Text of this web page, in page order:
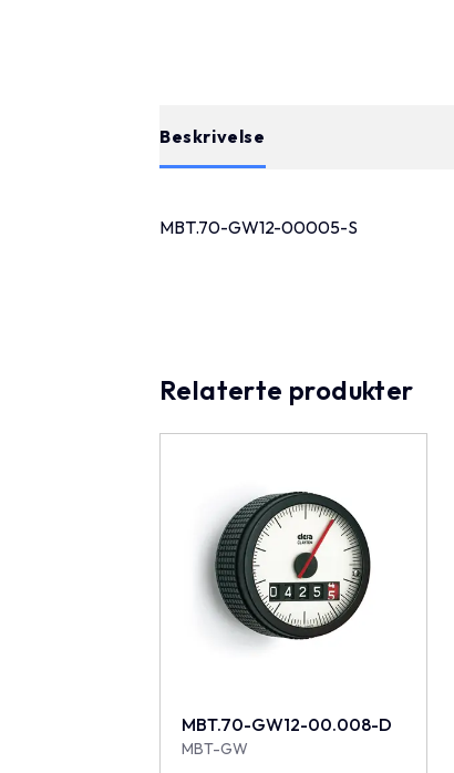
Beskrivelse
MBT.70-GW12-00005-S
Relaterte produkter
MBT.70-GW12-00.008-D
MBT-GW